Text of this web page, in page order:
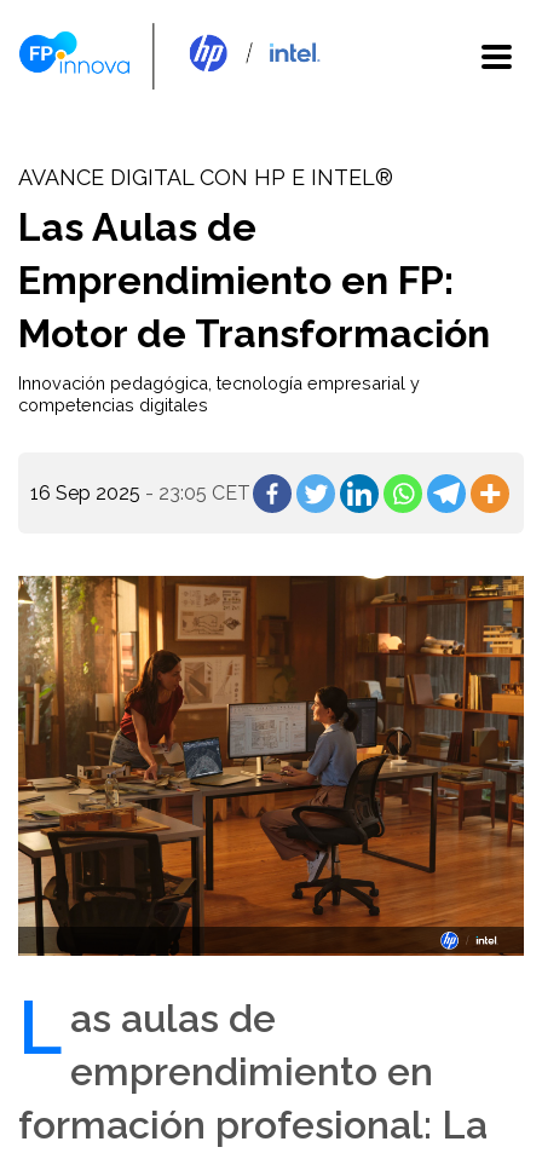
AVANCE DIGITAL CON HP E INTEL®
Las Aulas de
Emprendimiento en FP:
Motor de Transformación
Innovación pedagógica, tecnología empresarial y
competencias digitales
16 Sep 2025 - 23:05 CET
L as aulas de
emprendimiento en
formación profesional: La